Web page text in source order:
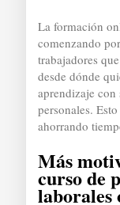
La formación
comenzando
trabajadores
desde dónde
aprendizaje con
personales.
ahorrando
Más
curso de